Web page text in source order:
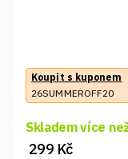
Koupit s kuponem
26SUMMEROFF20
Skladem více
299 Kč